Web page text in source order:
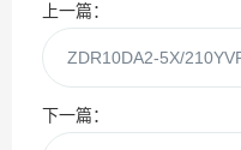
上一篇：
下一篇：